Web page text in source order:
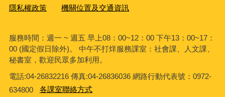
隱私權政策 機關位置及交通資訊
服務時間：週一 ~ 週五 早上08：00~12：00 下午13：00~17：
00 (國定假日除外)。 中午不打烊服務課室：社會課、人文課、
秘書室，歡迎民眾多加利用。
電話:04-26832216 傳真:04-26836036 網路行動代表號：0972-
634800
各課室聯絡方式